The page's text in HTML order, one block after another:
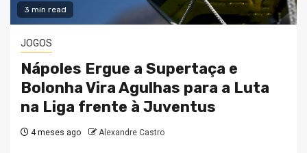
3 min read
JOGOS
Nápoles Ergue a Supertaça e
Bolonha Vira Agulhas para a Luta
na Liga frente à Juventus
4 meses ago Alexandre Castro